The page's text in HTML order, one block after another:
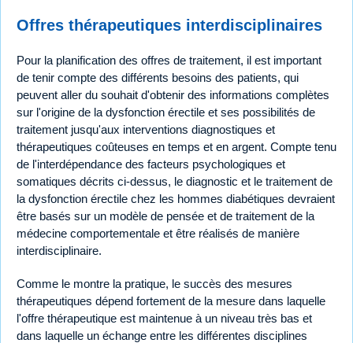
Offres thérapeutiques interdisciplinaires
Pour la planification des offres de traitement, il est important
de tenir compte des différents besoins des patients, qui
peuvent aller du souhait d'obtenir des informations complètes
sur l'origine de la dysfonction érectile et ses possibilités de
traitement jusqu'aux interventions diagnostiques et
thérapeutiques coûteuses en temps et en argent. Compte tenu
de l'interdépendance des facteurs psychologiques et
somatiques décrits ci-dessus, le diagnostic et le traitement de
la dysfonction érectile chez les hommes diabétiques devraient
être basés sur un modèle de pensée et de traitement de la
médecine comportementale et être réalisés de manière
interdisciplinaire.
Comme le montre la pratique, le succès des mesures
thérapeutiques dépend fortement de la mesure dans laquelle
l'offre thérapeutique est maintenue à un niveau très bas et
dans laquelle un échange entre les différentes disciplines